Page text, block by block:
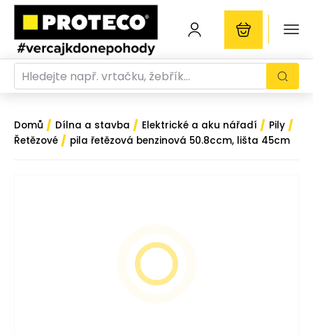
Domů / Dílna a stavba / Elektrické a aku nářadí / Pily /
Řetězové / pila řetězová benzinová 50.8ccm, lišta 45cm